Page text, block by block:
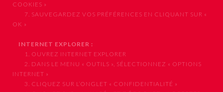
COOKIES »
7. SAUVEGARDEZ VOS PRÉFÉRENCES EN CLIQUANT SUR «
OK »
INTERNET EXPLORER :
1. OUVREZ INTERNET EXPLORER
2. DANS LE MENU « OUTILS », SÉLECTIONNEZ « OPTIONS
INTERNET »
3. CLIQUEZ SUR L’ONGLET « CONFIDENTIALITÉ »